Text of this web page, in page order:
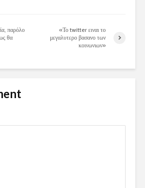
παρόλο
θα
«Το twitter ειναι το
μεγαλυτερο βασανο των
κοινωνιων»